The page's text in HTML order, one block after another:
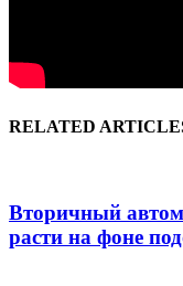
RELATED
Вторичный
расти на фоне